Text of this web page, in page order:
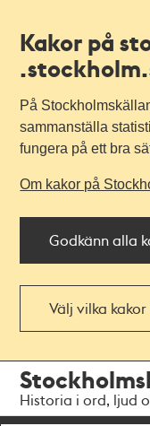
Kakor på
På
sammanställa
fungera på ett bra
Om kakor på
Godkänn alla
Välj vilka
navigationen
huvudinnehållet
Historia i ord, ljud